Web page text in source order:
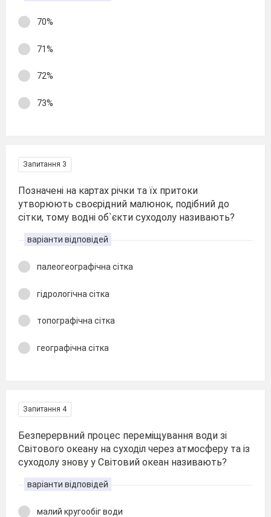
70%
71%
72%
73%
Запитання 3
Позначені на картах річки та їх притоки
утворюють своєрідний малюнок, подібний до
сітки, тому водні об`єкти суходолу називають?
варіанти відповідей
палеогеографічна сітка
гідрологічна сітка
топографічна сітка
географічна сітка
Запитання 4
Безперервний процес переміщування води зі
Світового океану на суходіл через атмосферу та із
суходолу знову у Світовий океан називають?
варіанти відповідей
малий кругообіг води